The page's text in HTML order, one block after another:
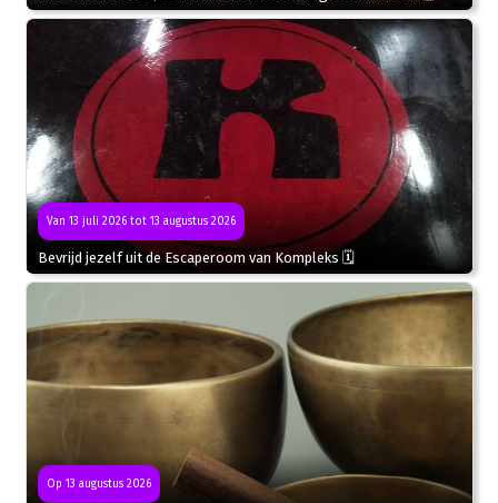
Van 13 juli 2026 tot 13 augustus 2026
Bevrijd jezelf uit de Escaperoom van Kompleks 🗓
Op 13 augustus 2026